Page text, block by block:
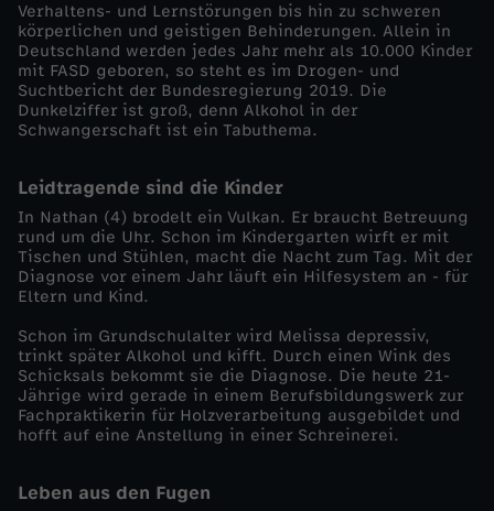
o
k
s
-
A
l
k
o
Verhaltens- und Lernstörungen bis hin zu schweren
körperlichen und geistigen Behinderungen. Allein in
Deutschland werden jedes Jahr mehr als 10.000 Kinder
mit FASD geboren, so steht es im Drogen- und
Suchtbericht der Bundesregierung 2019. Die
Dunkelziffer ist groß, denn Alkohol in der
Schwangerschaft ist ein Tabuthema.
Leidtragende sind die Kinder
In Nathan (4) brodelt ein Vulkan. Er braucht Betreuung
rund um die Uhr. Schon im Kindergarten wirft er mit
Tischen und Stühlen, macht die Nacht zum Tag. Mit der
Diagnose vor einem Jahr läuft ein Hilfesystem an - für
Eltern und Kind.
Schon im Grundschulalter wird Melissa depressiv,
trinkt später Alkohol und kifft. Durch einen Wink des
Schicksals bekommt sie die Diagnose. Die heute 21-
Jährige wird gerade in einem Berufsbildungswerk zur
Fachpraktikerin für Holzverarbeitung ausgebildet und
hofft auf eine Anstellung in einer Schreinerei.
Leben aus den Fugen